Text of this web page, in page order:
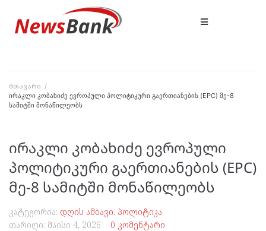
მთავარი /
ირაკლი კობახიძე ევროპული პოლიტიკური გაერთიანების (EPC) მე-8
სამიტში მონაწილეობს
ირაკლი კობახიძე ევროპული
პოლიტიკური გაერთიანების (EPC)
მე-8 სამიტში მონაწილეობს
კატეგორია: დღის ამბავი, პოლიტიკა
თარიღი: მაისი 4, 2026 0 კომენტარი